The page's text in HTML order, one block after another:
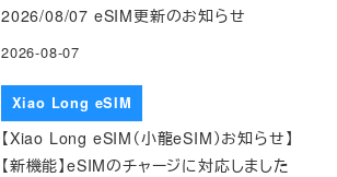
2026/08/07 eSIM更新のお知らせ
2026-08-07
Xiao Long eSIM
【Xiao Long eSIM（小龍eSIM）お知らせ】
【新機能】eSIMのチャージに対応しました